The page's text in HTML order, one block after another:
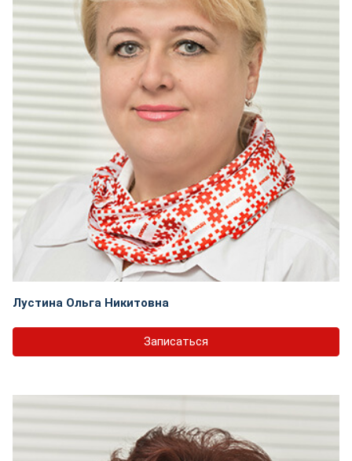
Лустина Ольга Никитовна
Записаться